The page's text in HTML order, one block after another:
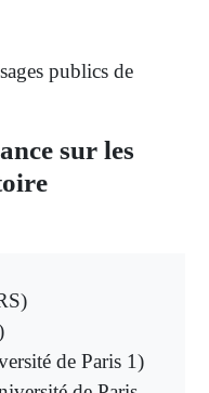
publics de
sur les
de Paris 1)